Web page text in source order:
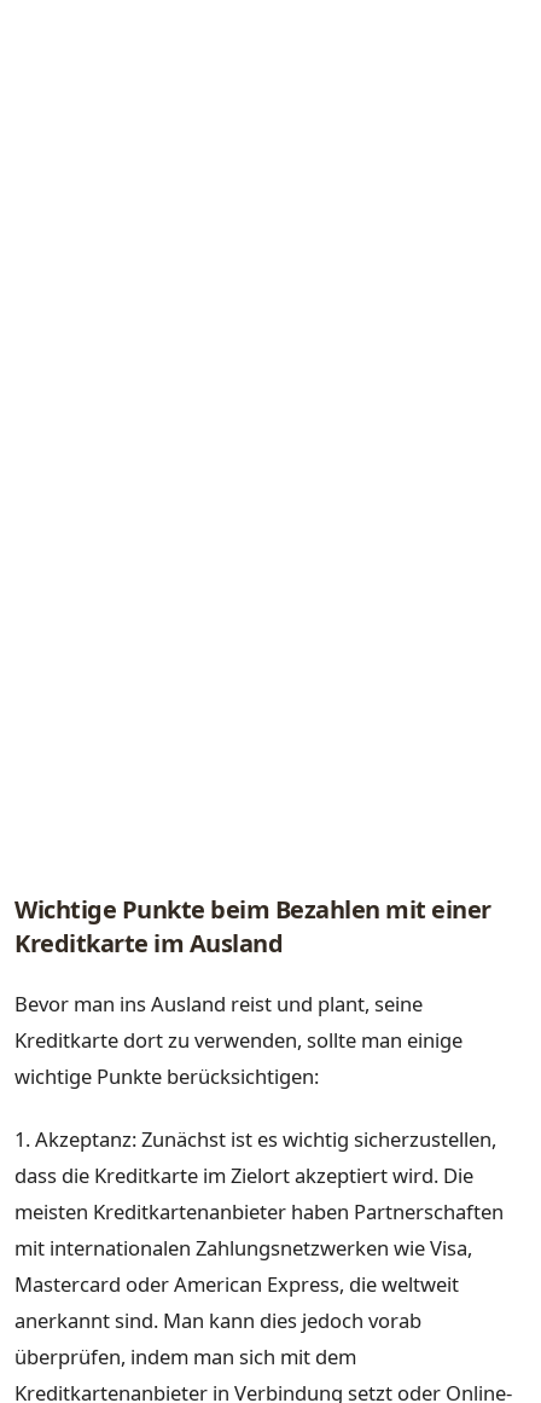
Wichtige Punkte beim Bezahlen mit einer
Kreditkarte im Ausland
Bevor man ins Ausland reist und plant, seine
Kreditkarte dort zu verwenden, sollte man einige
wichtige Punkte berücksichtigen:
1. Akzeptanz: Zunächst ist es wichtig sicherzustellen,
dass die Kreditkarte im Zielort akzeptiert wird. Die
meisten Kreditkartenanbieter haben Partnerschaften
mit internationalen Zahlungsnetzwerken wie Visa,
Mastercard oder American Express, die weltweit
anerkannt sind. Man kann dies jedoch vorab
überprüfen, indem man sich mit dem
Kreditkartenanbieter in Verbindung setzt oder Online-